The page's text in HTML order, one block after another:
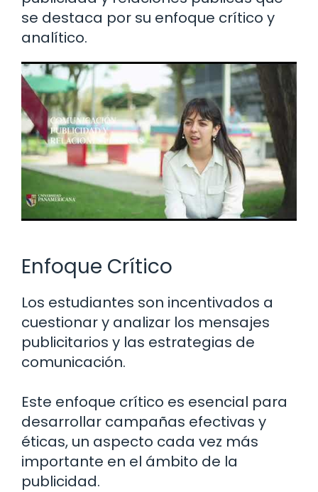
se destaca por su enfoque crítico y
analítico.
Enfoque Crítico
Los estudiantes son incentivados a
cuestionar y analizar los mensajes
publicitarios y las estrategias de
comunicación.
Este enfoque crítico es esencial para
desarrollar campañas efectivas y
éticas, un aspecto cada vez más
importante en el ámbito de la
publicidad.